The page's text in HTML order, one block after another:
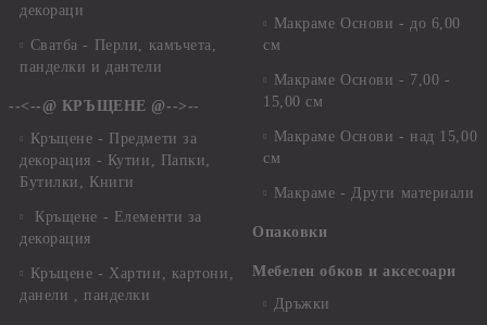
декораци
Сватба - Перли, камъчета,
панделки и дантели
--<--@ КРЪЩЕНЕ @-->--
Кръщене - Предмети за
декорация - Кутии, Папки,
Бутилки, Книги
Кръщене - Елементи за
декорация
Кръщене - Хартии, картони,
данели , панделки
Макраме Основи - до 6,00
см
Макраме Основи - 7,00 -
15,00 см
Макраме Основи - над 15,00
см
Макраме - Други материали
Опаковки
Мебелен обков и аксесоари
Дръжки